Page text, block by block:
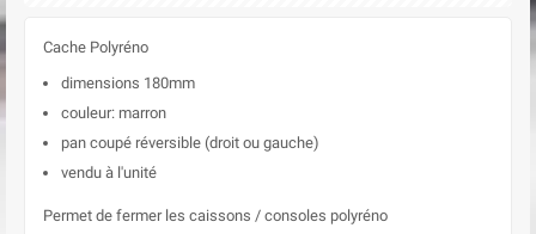
Cache Polyréno
dimensions 180mm
couleur: marron
pan coupé réversible (droit ou gauche)
vendu à l'unité
Permet de fermer les caissons / consoles polyréno